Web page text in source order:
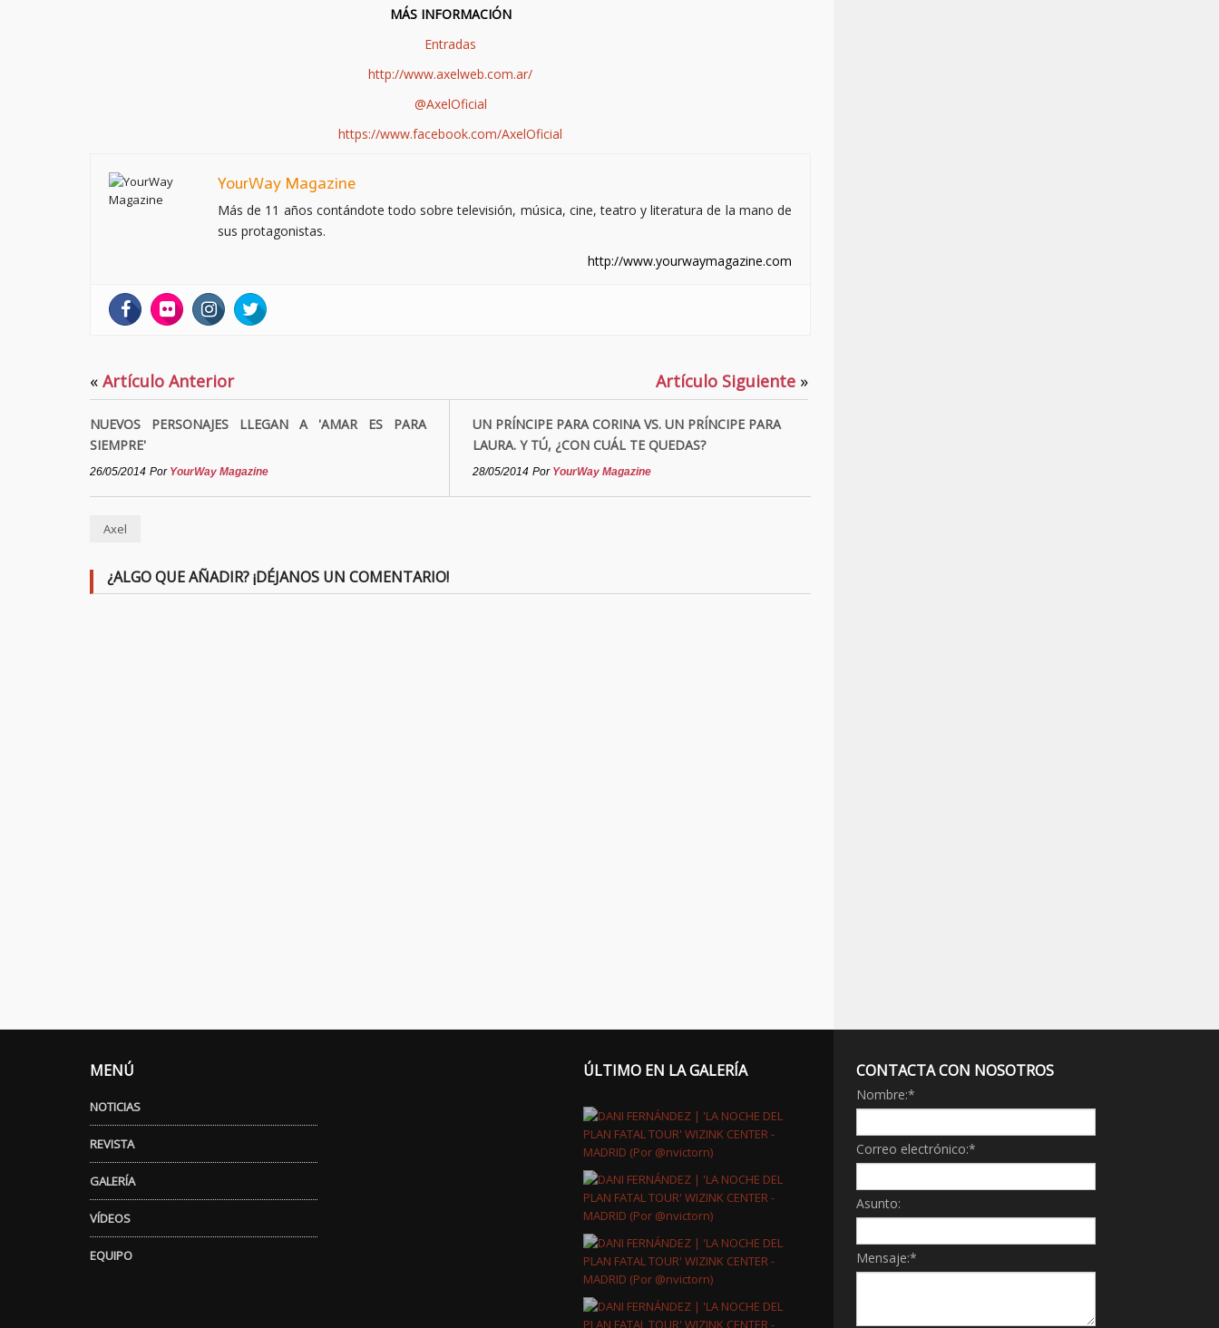
MÁS INFORMACIÓN
Entradas
http://www.axelweb.com.ar/
@AxelOficial
https://www.facebook.com/AxelOficial
YourWay Magazine
Más de 11 años contándote todo sobre televisión, música, cine, teatro y literatura de la mano de
sus protagonistas.
http://www.yourwaymagazine.com
« Artículo Anterior
NUEVOS PERSONAJES LLEGAN A 'AMAR ES PARA
SIEMPRE'
26/05/2014 Por YourWay Magazine
Artículo Siguiente »
UN PRÍNCIPE PARA CORINA VS. UN PRÍNCIPE PARA
LAURA. Y TÚ, ¿CON CUÁL TE QUEDAS?
28/05/2014 Por YourWay Magazine
Axel
¿ALGO QUE AÑADIR? ¡DÉJANOS UN COMENTARIO!
MENÚ
NOTICIAS
REVISTA
GALERÍA
VÍDEOS
EQUIPO
ÚLTIMO EN LA GALERÍA CONTACTA CON NOSOTROS
Nombre:*
Correo electrónico:*
Asunto:
Mensaje:*